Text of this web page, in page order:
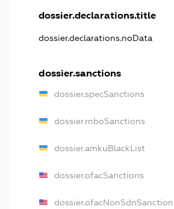
dossier.declarations.title
dossier.declarations.noData
dossier.sanctions
dossier.specSanctions
dossier.rnboSanctions
dossier.amkuBlackList
dossier.ofacSanctions